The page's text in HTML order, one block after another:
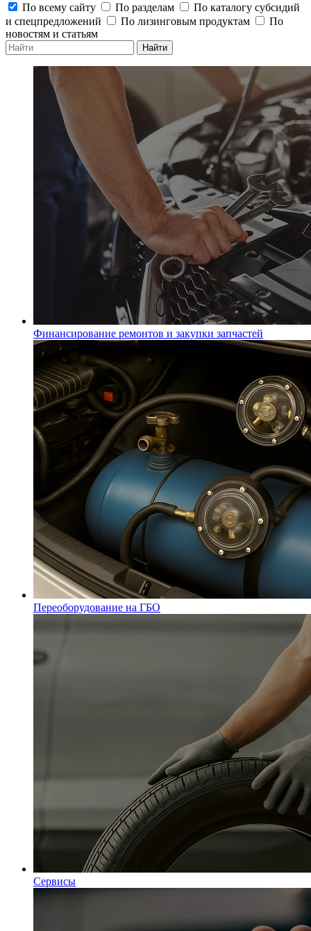
По всему сайту
По разделам
По каталогу субсидий
и спецпредложений
По лизинговым продуктам
По
новостям и статьям
Найти
Финансирование ремонтов и закупки запчастей
Переоборудование на ГБО
Сервисы